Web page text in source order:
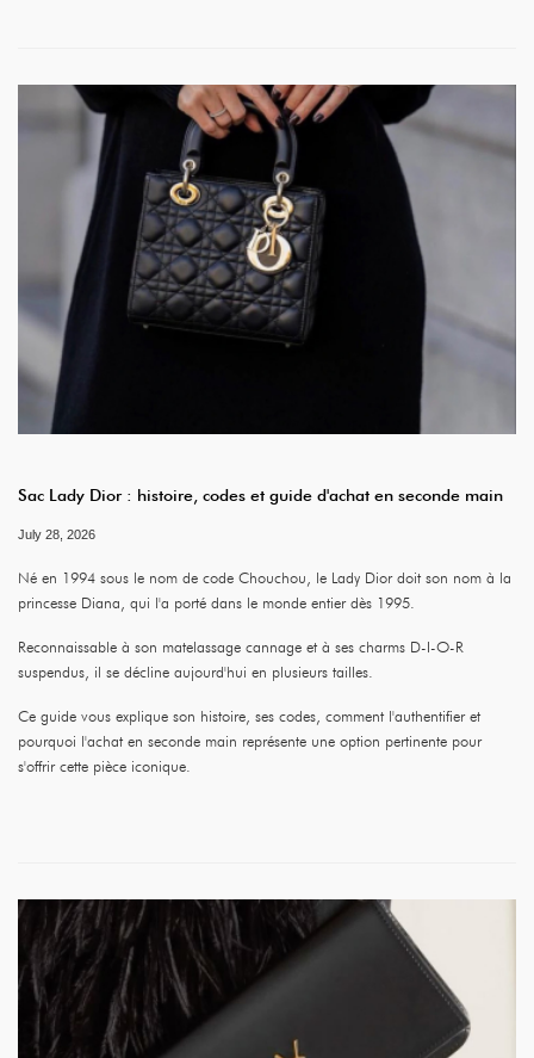
Sac Lady Dior : histoire, codes et guide d'achat en seconde main
July 28, 2026
Né en 1994 sous le nom de code Chouchou, le Lady Dior doit son nom à la
princesse Diana, qui l'a porté dans le monde entier dès 1995.
Reconnaissable à son matelassage cannage et à ses charms D-I-O-R
suspendus, il se décline aujourd'hui en plusieurs tailles.
Ce guide vous explique son histoire, ses codes, comment l'authentifier et
pourquoi l'achat en seconde main représente une option pertinente pour
s'offrir cette pièce iconique.